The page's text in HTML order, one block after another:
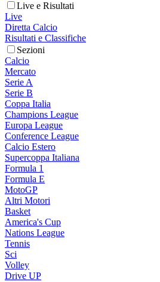
Live e Risultati
Live
Diretta Calcio
Risultati e Classifiche
Sezioni
Calcio
Mercato
Serie A
Serie B
Coppa Italia
Champions League
Europa League
Conference League
Calcio Estero
Supercoppa Italiana
Formula 1
Formula E
MotoGP
Altri Motori
Basket
America's Cup
Nations League
Tennis
Sci
Volley
Drive UP